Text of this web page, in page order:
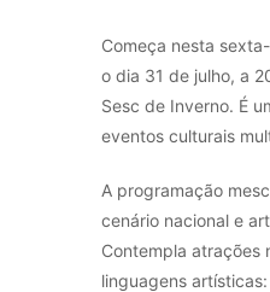
Começa nesta
o dia 31 de julho, a
Sesc de Inverno. É
eventos culturais
A programação
cenário nacional e
Contempla atrações
linguagens